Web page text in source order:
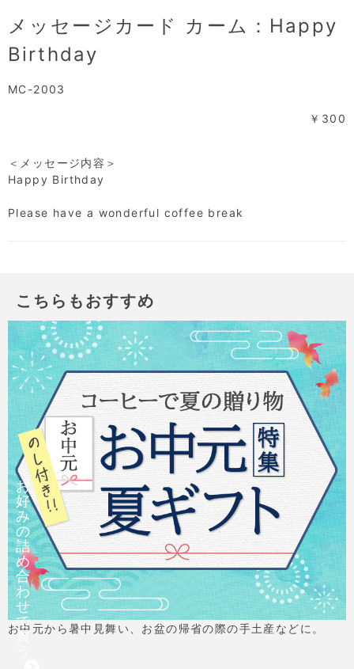
メッセージカード カーム：Happy
Birthday
MC-2003
￥300
＜メッセージ内容＞
Happy Birthday
Please have a wonderful coffee break
こちらもおすすめ
お中元から暑中見舞い、お盆の帰省の際の手土産などに。
お
好
み
の
詰
め
合
わ
せ
で
買